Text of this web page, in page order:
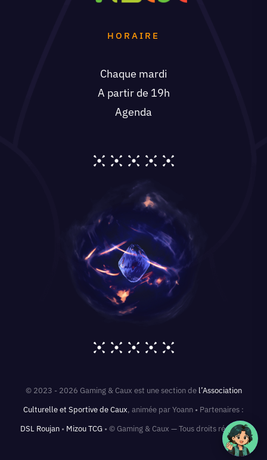
HORAIRE
Chaque mardi
A partir de 19h
Agenda
© 2023 - 2026 Gaming & Caux est une section de l’Association
Culturelle et Sportive de Caux, animée par Yoann • Partenaires :
DSL Roujan• Mizou TCG • © Gaming & Caux — Tous droits réservés